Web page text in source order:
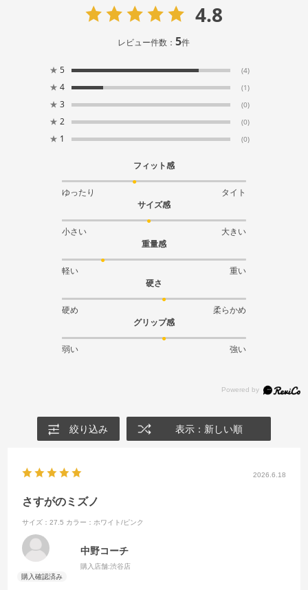
4.8
レビュー件数：5件
★ 5 (4)
★ 4 (1)
★ 3 (0)
★ 2 (0)
★ 1 (0)
フィット感
ゆったり
タイト
サイズ感
小さい
大きい
重量感
軽い
重い
硬さ
硬め
柔らかめ
グリップ感
弱い 強い
絞り込み 表示：新しい順
2026.6.18
さすがのミズノ
サイズ：27.5 カラー：ホワイト/ピンク
中野コーチ
購入店舗:渋谷店